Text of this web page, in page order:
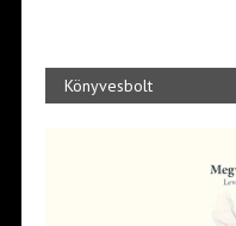
Könyvesbolt